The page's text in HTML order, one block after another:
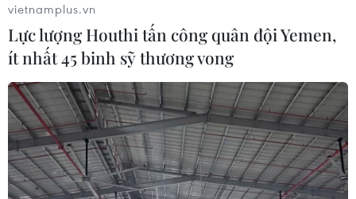
vietnamplus.vn
Lực lượng Houthi tấn công quân đội Yemen,
ít nhất 45 binh sỹ thương vong